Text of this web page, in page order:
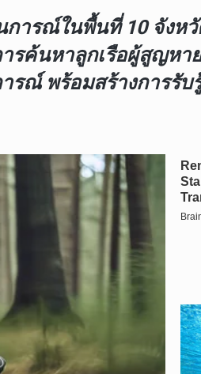
ารณ์ในพื้นที่ 10 จังห
รค้นหาลูกเรือผู้สูญห
รณ์ พร้อมสร้างการรั